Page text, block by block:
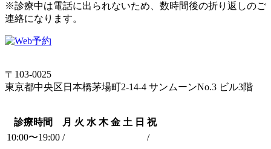
※診療中は電話に出られないため、数時間後の折り返しのご
連絡になります。
〒103-0025
東京都中央区日本橋茅場町2-14-4 サンムーンNo.3 ビル3階
診療時間 月 火 水 木 金 土 日 祝
10:00〜19:00 / /